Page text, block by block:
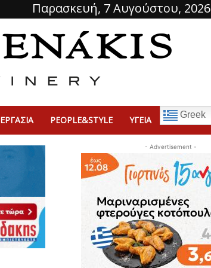
Παρασκευή, 7 Αυγούστου, 2026
ΕΡΓΑΣΙΑ PEOPLE&STYLE ΥΓΕΙΑ Greek
- Advertisement -